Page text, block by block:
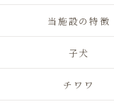
当施設の特徴
子犬
チワワ